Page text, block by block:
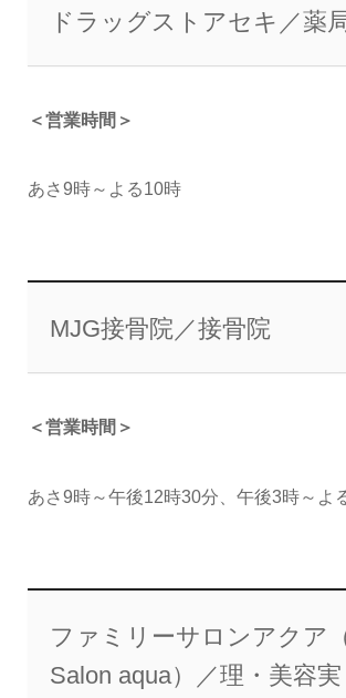
ドラッグストアセキ／薬
＜営業時間＞
あさ9時～よる10時
MJG接骨院／接骨院
＜営業時間＞
あさ9時～午後12時30分、午後3時～よ
ファミリーサロンアクア
Salon aqua）／理・美容実